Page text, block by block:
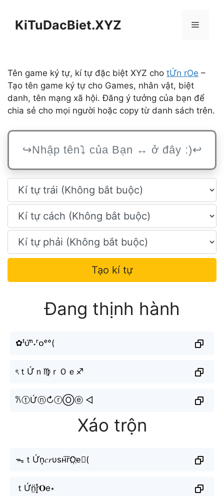
KiTuDacBiet.XYZ Menu
Tên game ký tự, kí tự đặc biệt XYZ cho tỨn rOe –
Tạo tên game ký tự cho Games, nhân vật, biệt
danh, tên mạng xã hội. Đăng ý tưởng của bạn để
chia sẻ cho mọi người hoặc copy từ danh sách trên.
Tạo kí tự
Đang thịnh hành
✿ᵗᴜ̛́ⁿ˖ʳᴏᵉ°(
ৎｔỨｎ♍︎ｒＯｅ♐︎
𐙚ⓣỨⓝ↻ⓡⓄⓔ ◁
Xáo trộn
ᯓｔỨn͎𝑐𝑟υѕнr⃜O҉e⃟(
ｔỨn̤̈r͓̽𝐎e⋆